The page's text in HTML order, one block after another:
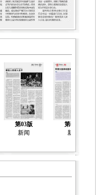
第03版
新闻
第04版
新闻